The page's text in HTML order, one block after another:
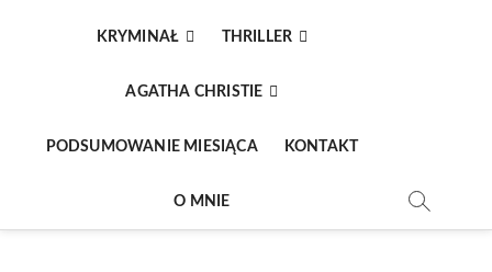
KRYMINAŁ THRILLER
AGATHA CHRISTIE
PODSUMOWANIE MIESIĄCA KONTAKT
O MNIE